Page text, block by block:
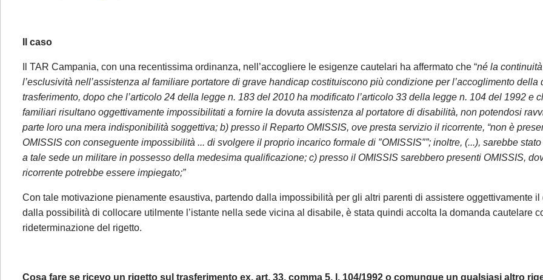
Il caso
Il TAR Campania, con una recentissima ordinanza, nell’accogliere le esigenze cautelari ha affermato che “né la
l’esclusività nell’assistenza al familiare portatore di grave handicap costituiscono più condizione per l’accoglimento della
trasferimento, dopo che l’articolo 24 della legge n. 183 del 2010 ha modificato l’articolo 33 della legge n. 104 del 1992 e
familiari risultano oggettivamente impossibilitati a fornire la dovuta assistenza al portatore di disabilità, non potendosi
parte loro una mera indisponibilità soggettiva; b) presso il Reparto OMISSIS, ove presta servizio il ricorrente, “non è
OMISSIS con conseguente impossibilità ... di svolgere il proprio incarico formale di ″OMISSIS″”; inoltre, (...), sarebbe
a tale sede un militare in possesso della medesima qualificazione; c) presso il OMISSIS sarebbero presenti OMISSIS,
ricorrente potrebbe essere impiegato;”
Con tale motivazione pienamente esaustiva, partendo dalla impossibilità per gli altri parenti di assistere oggettivamente
dalla possibilità di collocare utilmente l’istante nella sede vicina al disabile, è stata quindi accolta la domanda cautelare
rideterminazione del rigetto.
Cosa fare se ricevo un rigetto sul trasferimento ex. art. 33, comma 5, l. 104/1992 o comunque un qualsiasi altro
consulenza pervenuta in questo periodo sarà gestita in
fronte di un compenso di€ 180,00, in ragione del periodo di
Studio.Si precisa che tale maggiorazione non comporta un
prioritario: l'appuntamento sarà calendarizzato in base alla
professionisti, in relazione all'urgenza della questione posta. Se
invita a mandare una mail con richiesta di prenotazione.
seguenti casistiche:
avviso di conclusione delle indagini ex art. 415-bis c.p.p.;